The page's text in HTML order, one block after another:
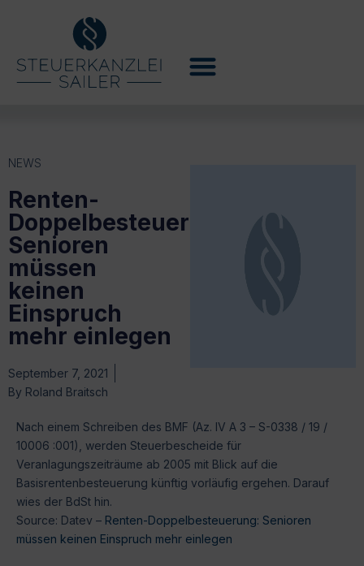
NEWS
Renten-
Doppelbesteuerung:
Senioren
müssen
keinen
Einspruch
mehr einlegen
September 7, 2021
By Roland Braitsch
Nach einem Schreiben des BMF (Az. IV A 3 – S-0338 / 19 /
10006 :001), werden Steuerbescheide für
Veranlagungszeiträume ab 2005 mit Blick auf die
Basisrentenbesteuerung künftig vorläufig ergehen. Darauf
wies der BdSt hin.
Source: Datev – Renten-Doppelbesteuerung: Senioren
müssen keinen Einspruch mehr einlegen